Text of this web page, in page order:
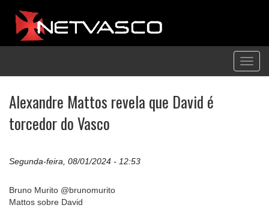
Alexandre Mattos revela que David é
torcedor do Vasco
Segunda-feira, 08/01/2024 - 12:53
Bruno Murito @brunomurito
Mattos sobre David